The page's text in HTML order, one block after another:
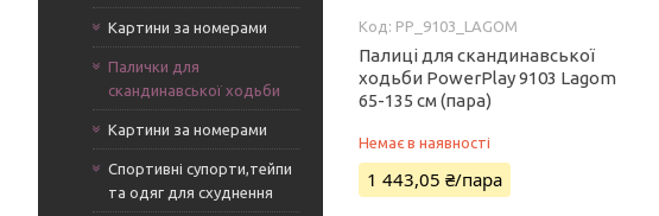
Картини за номерами
Палички для
скандинавської ходьби
Картини за номерами
Спортивні супорти,тейпи
та одяг для схуднення
PP_9103_LAGOM
Палиці для скандинавської
ходьби PowerPlay 9103 Lagom
65-135 см (пара)
Немає в наявності
1 443,05 ₴/пара